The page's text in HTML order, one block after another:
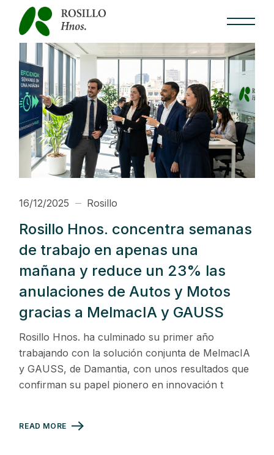
content
16/12/2025 Rosillo
Rosillo Hnos. concentra semanas
de trabajo en apenas una
mañana y reduce un 23% las
anulaciones de Autos y Motos
gracias a MelmacIA y GAUSS
Rosillo Hnos. ha culminado su primer año
trabajando con la solución conjunta de MelmacIA
y GAUSS, de Damantia, con unos resultados que
confirman su papel pionero en innovación t
READ MORE